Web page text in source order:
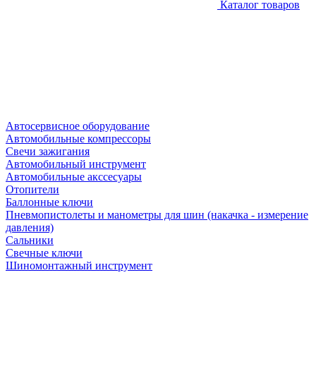
Каталог товаров
Автосервисное оборудование
Автомобильные компрессоры
Свечи зажигания
Автомобильный инструмент
Автомобильные акссесуары
Отопители
Баллонные ключи
Пневмопистолеты и манометры для шин (накачка - измерение
давления)
Сальники
Свечные ключи
Шиномонтажный инструмент